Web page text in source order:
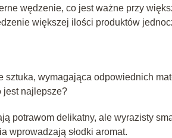
wędzenie, co jest ważne przy
większej ilości produktów
wymagająca odpowiednich
jest najlepsze?
potrawom delikatny, ale wyrazisty
wprowadzają słodki aromat.